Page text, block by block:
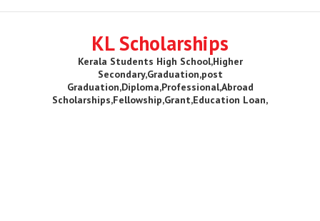
KL Scholarships
Kerala Students High School,Higher
Secondary,Graduation,post
Graduation,Diploma,Professional,Abroad
Scholarships,Fellowship,Grant,Education Loan,